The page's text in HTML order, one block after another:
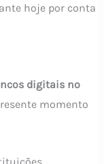
hoje por conta
digitais no
momento